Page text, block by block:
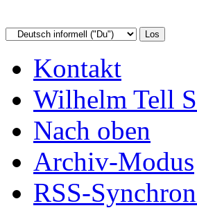
Kontakt
Wilhelm Tell
Nach oben
Archiv-Modus
RSS-